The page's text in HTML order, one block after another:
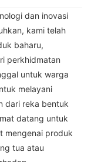
dan inovasi
kami telah
baharu,
perkhidmatan
untuk warga
melayani
dari reka bentuk
datang untuk
mengenai produk
tua atau